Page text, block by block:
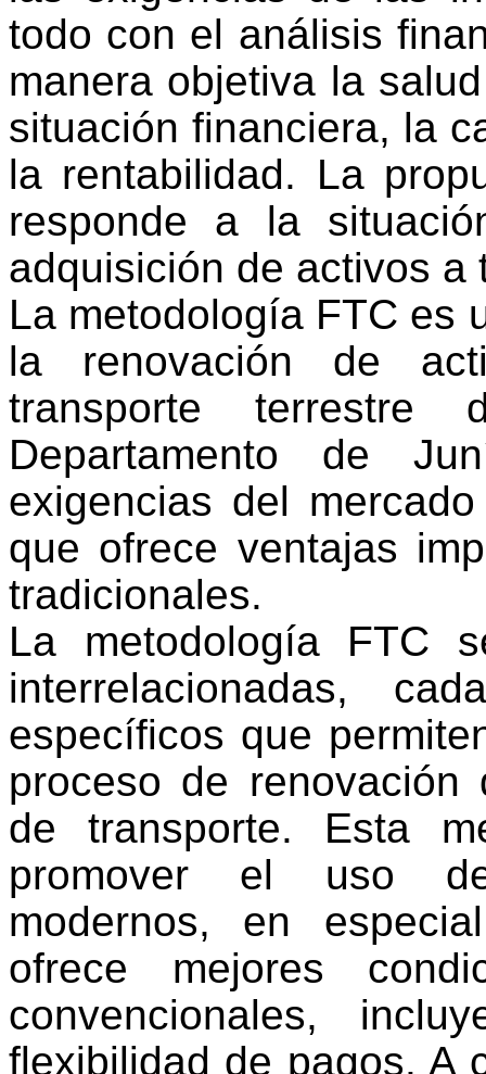
todo con el análisis
manera objetiva la
situación financiera, la
la rentabilidad. La
responde a la
adquisición de activos
La metodología FTC es
la renovación de
transporte
Departamento de
exigencias del
que ofrece ventajas
tradicionales.
La metodología FTC
interrelacionadas,
específicos que
proceso de
de transporte. Esta
promover el uso de
modernos, en
ofrece mejores
convencionales,
flexibilidad de pagos. A